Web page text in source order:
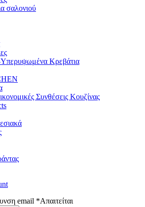
σαλονιού
Κρεβάτια
Συνθέσεις Κουζίνας
email *Απαιτείται